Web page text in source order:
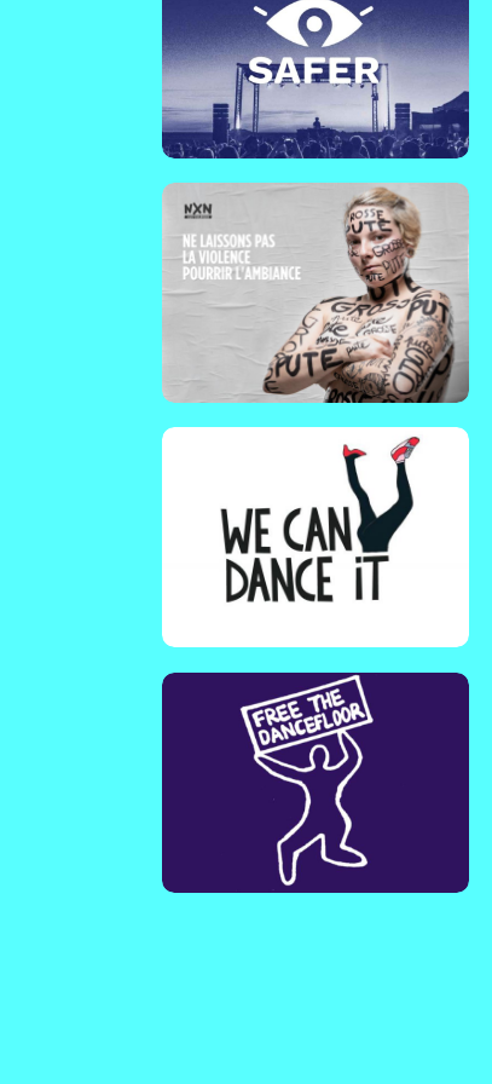
France | Impulsé par le Pôle des
musiques actuelles en Pays de
la Loire, Ici c'est cool ! est à la
fois une campagne de
communication pour la
prévention des discriminations
en milieu festif et un outil de
formation des équipes !
En savoir plus !
We can dance iT
Suisse | We can Dance IT
accompagne et forme des
clubs et salles de concert à
prendre en charge les violences
de genre rencontrées dans le
milieu de la nuit.
En savoir plus !
Paris - France | Consentis est
une association qui promeut
une culture du consentement et
lutte contre les violences
bars…).
En savoir plus !